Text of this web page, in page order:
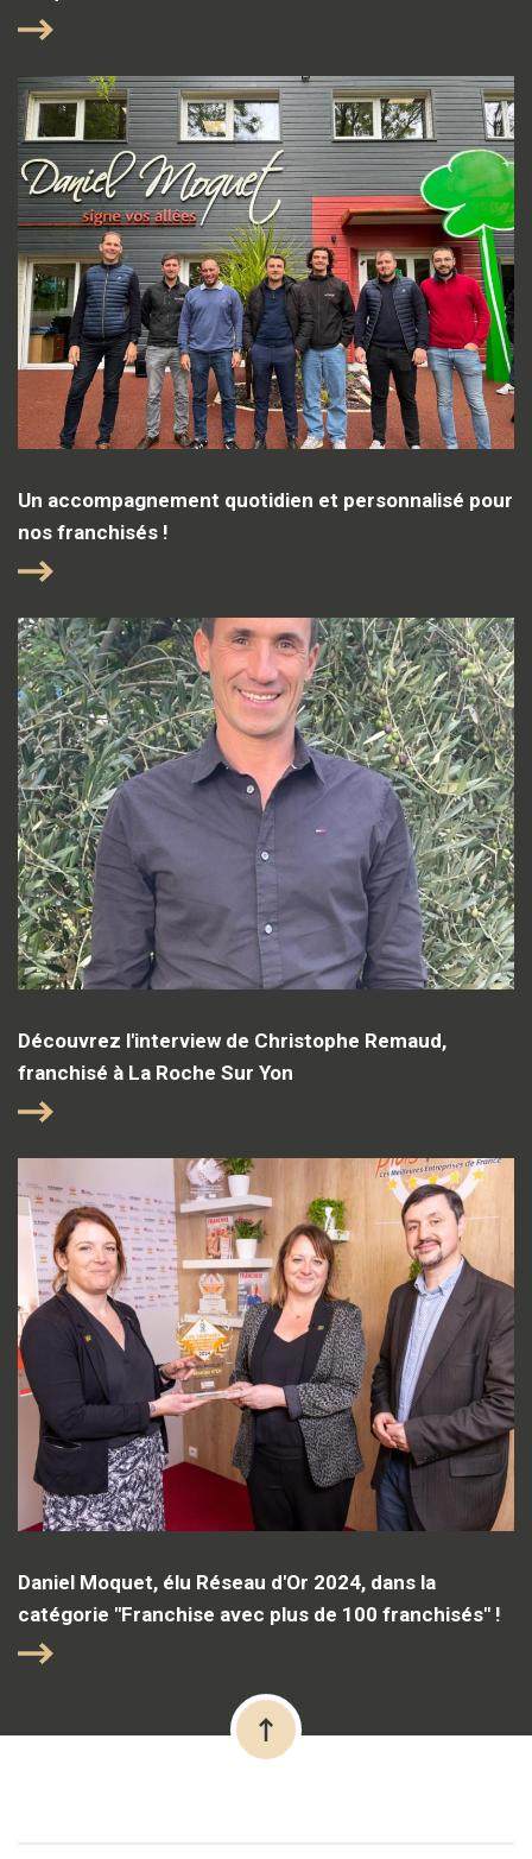
Un accompagnement quotidien et personnalisé pour
nos franchisés !
Découvrez l'interview de Christophe Remaud,
franchisé à La Roche Sur Yon
Daniel Moquet, élu Réseau d'Or 2024, dans la
catégorie "Franchise avec plus de 100 franchisés" !